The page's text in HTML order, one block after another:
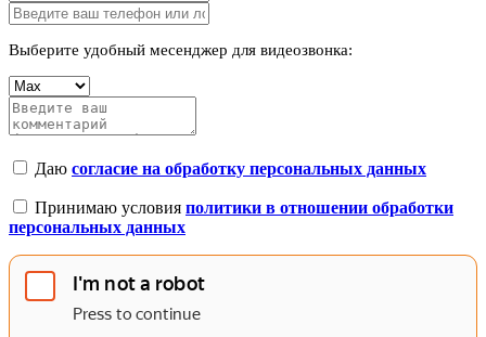
Выберите удобный месенджер для видеозвонка:
Даю согласие на обработку персональных данных
Принимаю условия политики в отношении обработки
персональных данных